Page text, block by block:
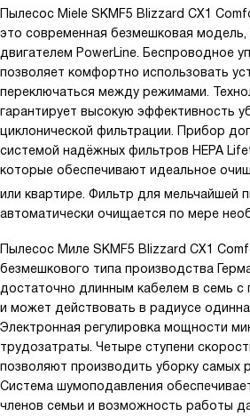
Пылесос Miele SKMF5 Blizzard CX1
это современная безмешковая
двигателем PowerLine. Беспроводное
позволяет комфортно использовать
переключаться между режимами.
гарантирует высокую эффективность
циклонической фильтрации. Прибор
системой надёжных фильтров HEPA
которые обеспечивают идеальное
или квартире. Фильтр для мельчайшей
автоматически очищается по мере
Пылесос Миле SKMF5 Blizzard CX1
безмешкового типа производства
достаточно длинным кабелем в семь с
и может действовать в радиусе
Электронная регулировка мощности
трудозатраты. Четыре ступени
позволяют производить уборку самых
Система шумоподавления
членов семьи и возможность работы